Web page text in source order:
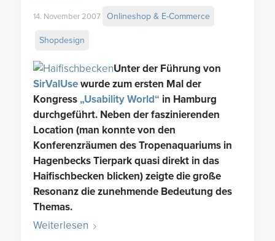
14. November 2007 Onlineshop & E-Commerce
Shopdesign
Unter der Führung von
SirValUsewurde zum ersten Mal der
Kongress „Usability World“ in Hamburg
durchgeführt. Neben der faszinierenden
Location (man konnte von den
Konferenzräumen des Tropenaquariums in
Hagenbecks Tierpark quasi direkt in das
Haifischbecken blicken) zeigte die große
Resonanz die zunehmende Bedeutung des
Themas.
Weiterlesen